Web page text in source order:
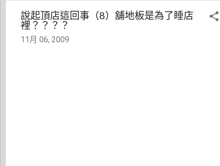
說起頂店這回事（8）舖地板是為了睡店
裡？？？？
11月 06, 2009